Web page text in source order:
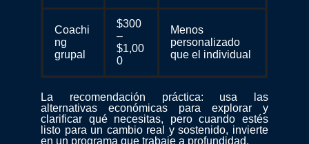
Coachi
ng
grupal
$300
–
$1,00
0
Menos
personalizado
que el individual
La recomendación práctica: usa las
alternativas económicas para explorar y
clarificar qué necesitas, pero cuando estés
listo para un cambio real y sostenido, invierte
en un programa que trabaje a profundidad.